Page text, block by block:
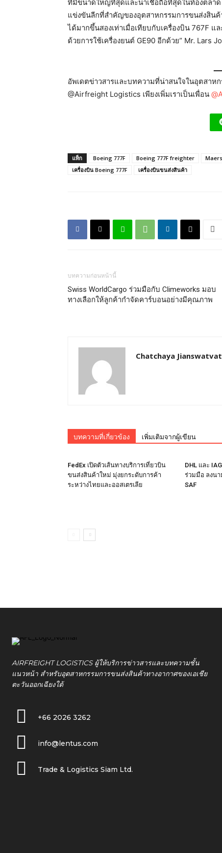
ที่มีขนาดใหญ่ที่สุดและน่าเชื่อถือที่สุดในท้องตลาด
แข่งขันลีกที่สำคัญของอุตสาหกรรมการขนส่งสินค้
ได้มากขึ้นสองเท่าเมื่อเทียบกับเครื่องบิน 767F แ
ด้วยการใช้เครื่องยนต์ GE90 อีกด้วย” Mr. Lars
อัพเดตข่าวสารและบทความที่น่าสนใจในอุตสาห
@Airfreight Logistics เพียงเพิ่มเราเป็นเพื่อน
แท็ก Boeing 777F Boeing 777F freighter
เครื่องบิน Boeing 777F
เครื่องบินขนส่งสินค้า
บทความก่อนหน้านี้
Swiss WorldCargo ร่วมมือกับ Climeworks มอบ
ทางเลือกให้ลูกค้ากำจัดคาร์บอนอย่างมีคุณภาพ
Chatchaya
บทความที่เกี่ยวข้อง เพิ่มเติมจากผู้เขียน
FedEx เปิดตัวเส้นทางบริการเที่ยวบิน
ขนส่งสินค้าใหม่ มุ่งยกระดับการค้า
ระหว่างไทยและออสเตรเลีย
DHL และ
ร่วมมือ ลงนา
SAF
AIRFREIGHT LOGISTICS ผู้ให้บริการข่าวสารและบทความชั้น
แนวหน้า สำหรับอุตสาหกรรมการขนส่งสินค้าทางอากาศของเอเชีย
ตะวันออกเฉียงใต้
+66 2026 3262
info@lentus.com
Trade & Logistics Siam Ltd.